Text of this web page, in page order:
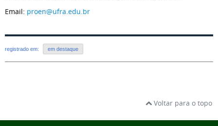
Email: proen@ufra.edu.br
registrado em: em destaque
Voltar para o topo